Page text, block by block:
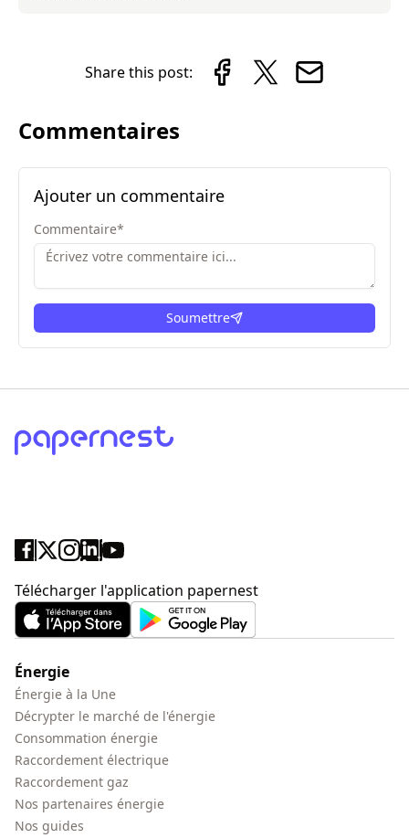
Share this post:
Commentaires
Ajouter un commentaire
Commentaire*
Soumettre
Télécharger l'application papernest
Énergie
Énergie à la Une
Décrypter le marché de l'énergie
Consommation énergie
Raccordement électrique
Raccordement gaz
Nos partenaires énergie
Nos guides